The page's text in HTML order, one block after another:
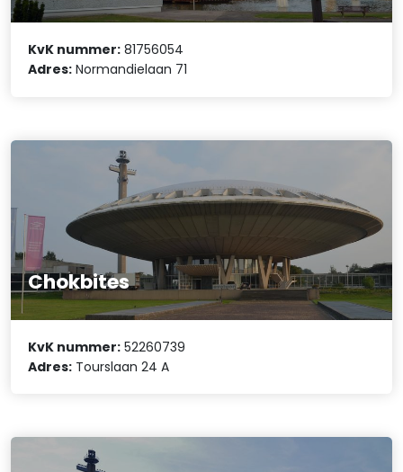
KvK nummer: 81756054
Adres: Normandielaan 71
Chokbites
KvK nummer: 52260739
Adres: Tourslaan 24 A